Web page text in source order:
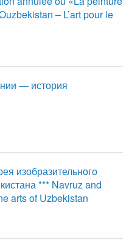
– L’art pour le
— история
изобразительного
*** Navruz and
arts of Uzbekistan